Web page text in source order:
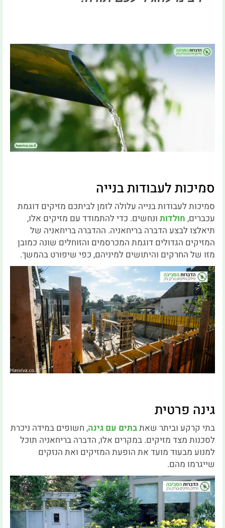
סמיכות לעבודות בנייה
סמיכות לעבודות בנייה עלולה לזמן לביתכם מזיקים דוגמת
עכברים, חולדות ונחשים. כדי להתמודד עם מזיקים אלו,
תיאלצו לבצע הדברה בריחאניה. ההדברה בריחאניה של
המזיקים הגדולים דוגמת המכרסמים והזוחלים שונה כמובן
מזו של החרקים והיתושים למיניהם, כפי שיפורט בהמשך.
גינה פרטית
בתי קרקע וביתר שאתבתים עם גינה, חשופים במידה ניכרת
לסכנות מצד מזיקים. במקרים אלו, הדברה בריחאניה תוכל
למנוע מבעוד מועד את הופעת המזיקים ואת הנזקים
שייגרמו מהם.